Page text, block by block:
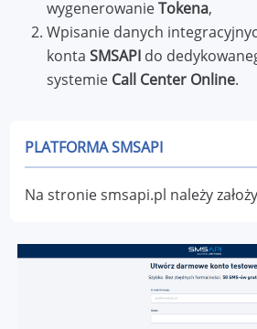
wygenerowanieTokena,
Wpisanie danych
kontaSMSAPI do
systemie Call Center Online.
PLATFORMA SMSAPI
Na stronie smsapi.pl należy